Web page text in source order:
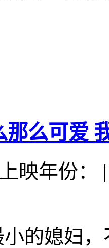
么可爱
上映年份：
|
的媳妇